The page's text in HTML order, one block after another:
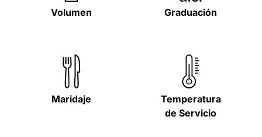
Volumen Graduación
Maridaje
Temperatura
de Servicio